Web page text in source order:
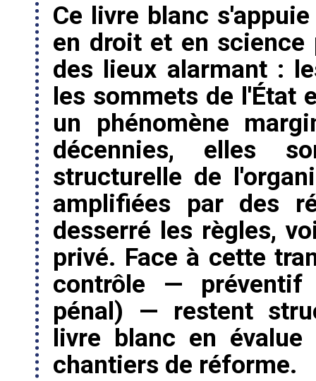
Ce livre blanc
en droit et en
des lieux alarmant :
les sommets de l'État
un phénomène
décennies, elles
structurelle de
amplifiées par des
desserré les règles,
privé. Face à cette
contrôle — préventif
pénal) — restent
livre blanc en
chantiers de réforme.